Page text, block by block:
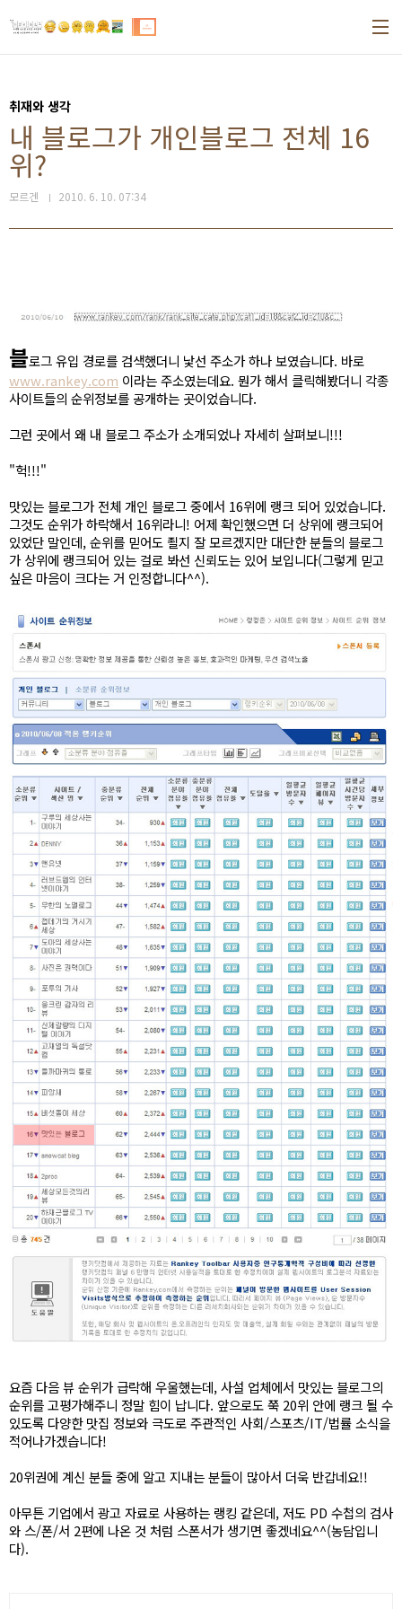
취재와 생각
내 블로그가 개인블로그 전체 16
위?
모르겐 2010. 6. 10. 07:34
블로그 유입 경로를 검색했더니 낯선 주소가 하나 보였습니다. 바로
www.rankey.com 이라는 주소였는데요. 뭔가 해서 클릭해봤더니 각종
사이트들의 순위정보를 공개하는 곳이었습니다.
그런 곳에서 왜 내 블로그 주소가 소개되었나 자세히 살펴보니!!!
"헉!!!"
맛있는 블로그가 전체 개인 블로그 중에서 16위에 랭크 되어 있었습니다.
그것도 순위가 하락해서 16위라니! 어제 확인했으면 더 상위에 랭크되어
있었단 말인데, 순위를 믿어도 죌지 잘 모르겠지만 대단한 분들의 블로그
가 상위에 랭크되어 있는 걸로 봐선 신뢰도는 있어 보입니다(그렇게 믿고
싶은 마음이 크다는 거 인정합니다^^).
요즘 다음 뷰 순위가 급락해 우울했는데, 사설 업체에서 맛있는 블로그의
순위를 고평가해주니 정말 힘이 납니다. 앞으로도 쭉 20위 안에 랭크 될 수
있도록 다양한 맛집 정보와 극도로 주관적인 사회/스포츠/IT/법률 소식을
적어나가겠습니다!
20위권에 계신 분들 중에 알고 지내는 분들이 많아서 더욱 반갑네요!!
아무튼 기업에서 광고 자료로 사용하는 랭킹 같은데, 저도 PD 수첩의 검사
와 스/폰/서 2편에 나온 것 처럼 스폰서가 생기면 좋겠네요^^(농담입니
다).